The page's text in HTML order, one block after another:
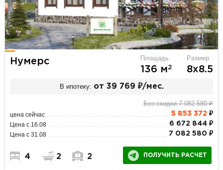
Нумерс Площадь
136 м2
Размер
8х8.5
В ипотеку: от 39 769 ₽/мес.
Без скидки 7 082 580 ₽
цена сейчас 5 853 372 ₽
Цена с 16.08 6 672 844 ₽
Цена с 31.08 7 082 580 ₽
4 2 2 ПОЛУЧИТЬ РАСЧЕТ